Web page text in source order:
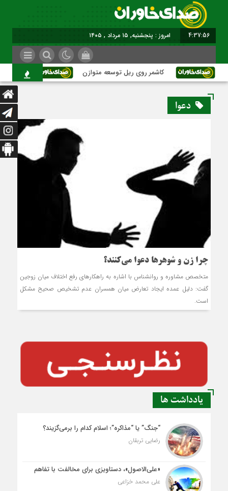
4:37:56 امروز : پنجشنبه, ۱۵ مرداد , ۱۴۰۵
کاشمر روی ریل توسعه متوازن کاشمر؛
دعوا
چرا زن و شوهرها دعوا می‌کنند؟
متخصص مشاوره و روانشناس با اشاره به راهکارهای رفع اختلاف میان زوجین
گفت: دلیل عمده ایجاد تعارض میان همسران عدم تشخیص صحیح مشکل
است.
یادداشت ها
“جنگ” یا “مذاکره”؛ اسلام کدام را برمی‌گزیند؟
رضایی تربقان
«علی‌الاصول»، دستاویزی برای مخالفت با تفاهم
علی محمد خزاعی